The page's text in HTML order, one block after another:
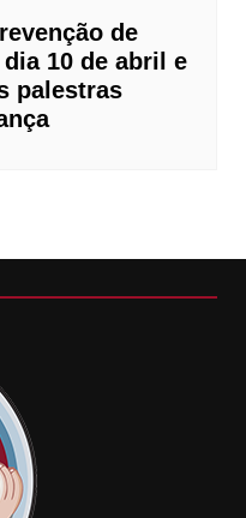
de
10 de abril e
palestras